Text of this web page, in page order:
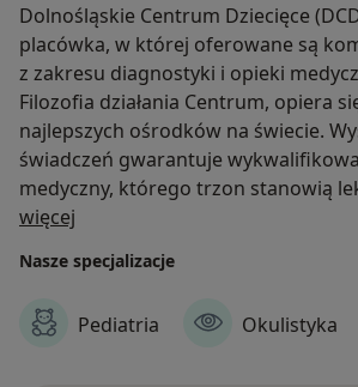
Dolnośląskie Centrum Dziecięce
placówka, w której oferowane są
z zakresu diagnostyki i opieki
Filozofia działania Centrum, opiera
najlepszych ośrodków na świecie.
świadczeń gwarantuje
medyczny, którego trzon stanowią
kilkunastu specjalizacji, m.in.
kardiologii, dermatologii,
endokrynologii, reumatologii,
oraz rehabilitacji dziecięcej.
więcej
Nasze specjalizacje
Pediatria Okulistyka